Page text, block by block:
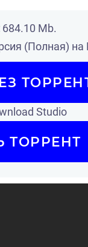
684.10 Mb.
(Полная) на
Studio
ТОРРЕНТ